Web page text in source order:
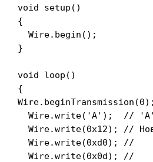
void setup()
{
  Wire.begin();
}
void loop()
{
Wire.write('A');  //
Wire.write(0x12); //
  Wire.write(0xd0); //
  Wire.write(0x0d); //